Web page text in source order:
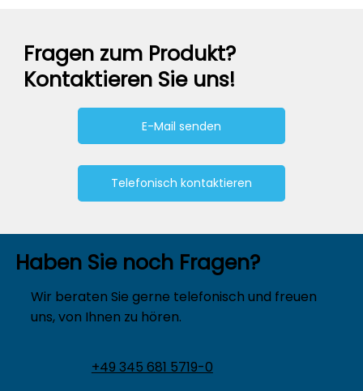
Fragen zum Produkt?
Kontaktieren Sie uns!
E-Mail senden
Telefonisch kontaktieren
Haben Sie noch Fragen?
Wir beraten Sie gerne telefonisch und freuen
uns, von Ihnen zu hören.
+49 345 681 5719-0